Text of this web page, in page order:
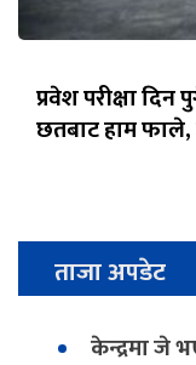
प्रवेश परीक्षा
छतबाट हाम फाले,
ताजा अपडेट
केन्द्रमा जे